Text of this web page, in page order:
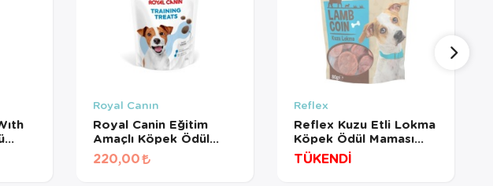
Royal Canın
Royal Canin Eğitim
Amaçlı Köpek Ödül
Maması 110 Gr
220,00
Reflex
Reflex Kuzu Etli Lokma
Köpek Ödül Maması
80gr
TÜKENDİ